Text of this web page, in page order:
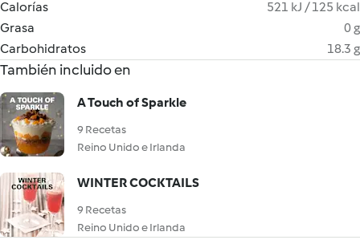
Calorías
521 kJ / 125 kcal
Grasa
0 g
Carbohidratos
18.3 g
También incluido en
A Touch of Sparkle
9 Recetas
Reino Unido e Irlanda
WINTER COCKTAILS
9 Recetas
Reino Unido e Irlanda